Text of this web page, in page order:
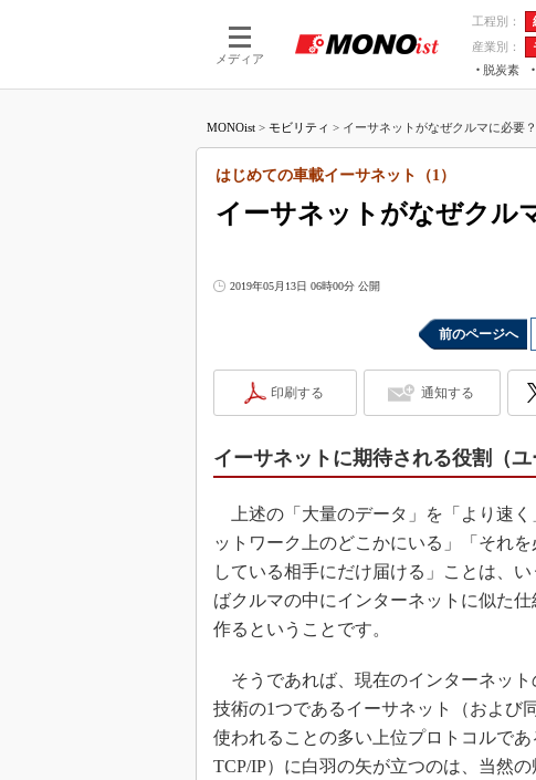
メディア
工程別：
産業別：
脱炭素
つながる工場AI×設備保全
MONOist > モビリティ > イーサネットがなぜクルマに必要
イーサネットがなぜクル
はじめての車載イーサネット（1）
2019年05月13日 06時00分 公開
前のページへ
印刷する 通知する
イーサネットに期待される役割（ユ
上述の「大量のデータ」を「より速く
ットワーク上のどこかにいる」「それを
している相手にだけ届ける」ことは、
ばクルマの中にインターネットに似た仕
作るということです。
そうであれば、現在のインターネット
技術の1つであるイーサネット（および
使われることの多い上位プロトコルであ
TCP/IP）に白羽の矢が立つのは、当然